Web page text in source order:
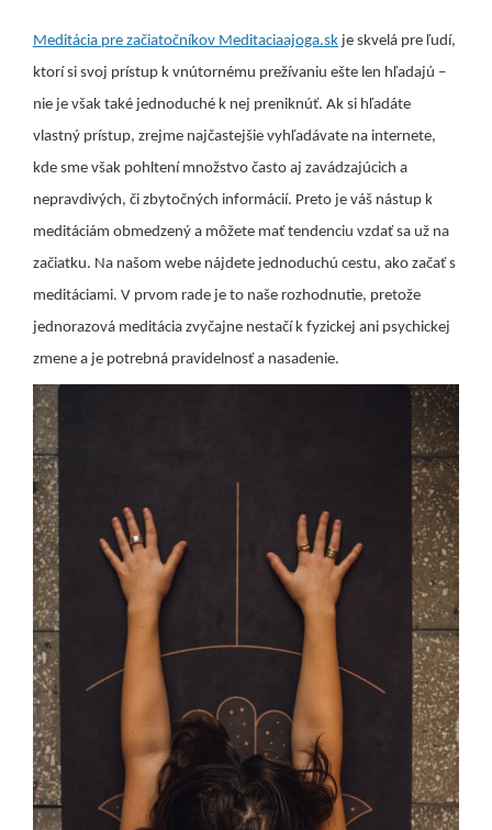
Meditácia pre začiatočníkov Meditaciaajoga.sk je skvelá pre ľudí,
ktorí si svoj prístup k vnútornému prežívaniu ešte len hľadajú –
nie je však také jednoduché k nej preniknúť. Ak si hľadáte
vlastný prístup, zrejme najčastejšie vyhľadávate na internete,
kde sme však pohltení množstvo často aj zavádzajúcich a
nepravdivých, či zbytočných informácií. Preto je váš nástup k
meditáciám obmedzený a môžete mať tendenciu vzdať sa už na
začiatku. Na našom webe nájdete jednoduchú cestu, ako začať s
meditáciami. V prvom rade je to naše rozhodnutie, pretože
jednorazová meditácia zvyčajne nestačí k fyzickej ani psychickej
zmene a je potrebná pravidelnosť a nasadenie.